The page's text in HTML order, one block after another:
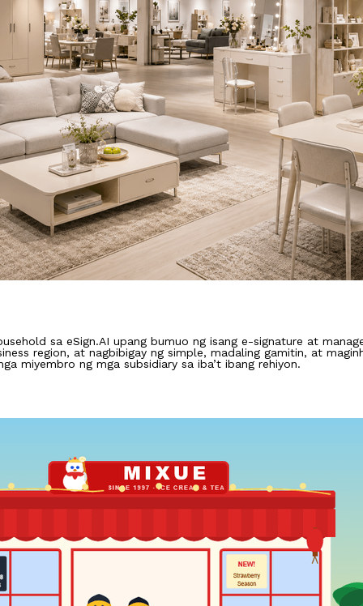
sa eSign.AI upang bumuo ng isang e-signature at
region, at nagbibigay ng simple, madaling gamitin, at
miyembro ng mga subsidiary sa iba’t ibang rehiyon.